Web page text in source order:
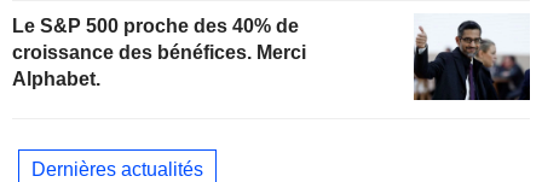
Le S&P 500 proche des 40% de
croissance des bénéfices. Merci
Alphabet.
Dernières actualités